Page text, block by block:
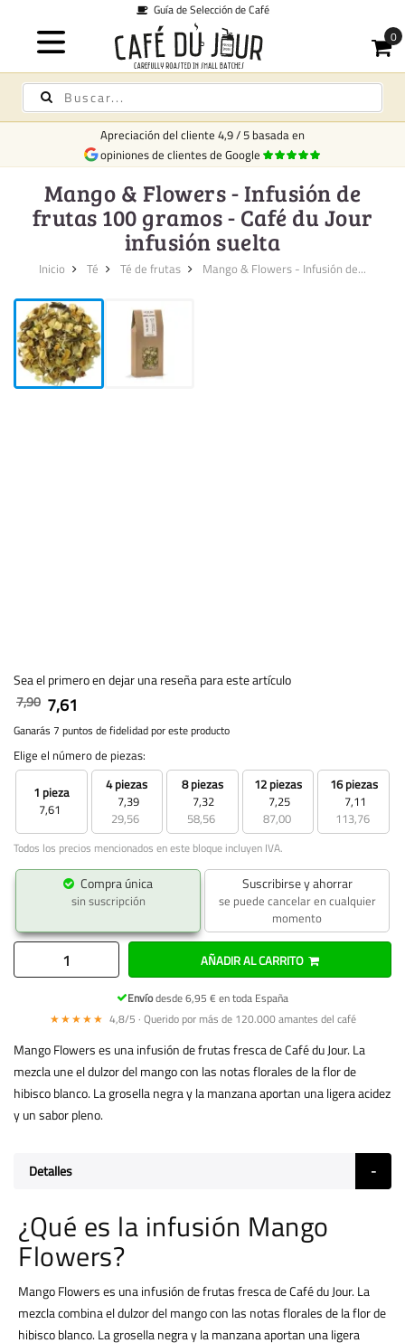
Apreciación del cliente 4,9/5 basada en
opiniones de clientes de Google
Mango & Flowers - Infusión de
frutas 100 gramos - Café du Jour
infusión suelta
Inicio Té Té de frutas Mango & Flowers - Infusión de...
Sea el primero en dejar una reseña para este artículo
7,90 7,61
Ganarás 7 puntos de fidelidad por este producto
Elige el número de piezas:
1 pieza
7,61
4 piezas
7,39
29,56
8 piezas
7,32
58,56
12 piezas
7,25
87,00
16 piezas
7,11
113,76
Todos los precios mencionados en este bloque incluyen IVA.
Compra única
sin suscripción
Suscribirse y ahorrar
se puede cancelar en cualquier
momento
AÑADIR AL CARRITO
Envíodesde 6,95 € en toda España
★★★★★ 4,8/5 · Querido por más de 120.000 amantes del café
Mango Flowers es una infusión de frutas fresca de Café du Jour. La
mezcla une el dulzor del mango con las notas florales de la flor de
hibisco blanco. La grosella negra y la manzana aportan una ligera acidez
y un sabor pleno.
Detalles
¿Qué es la infusión Mango
Flowers?
Mango Flowers es una infusión de frutas fresca de Café du Jour. La
mezcla combina el dulzor del mango con las notas florales de la flor de
hibisco blanco. La grosella negra y la manzana aportan una ligera